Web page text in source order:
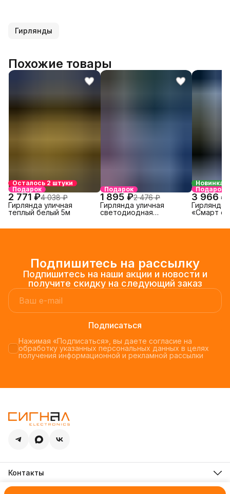
Гирлянды
Похожие товары
Осталось 2 штуки
Подарок
2 771 ₽4 038 ₽
Гирлянда уличная
теплый белый 5м
Подарок
1 895 ₽2 476 ₽
Гирлянда уличная
светодиодная
Новинка
Подарок
3 966 ₽
Гирлянда
«Смарт
Подпишитесь на рассылку
Подпишитесь на наши акции и новости и
получите скидку на следующий заказ
Подписаться
Нажимая «Подписаться», вы даете согласие на
обработку указанных персональных данных в целях
получения информационной и рекламной рассылки
Контакты
Адрес